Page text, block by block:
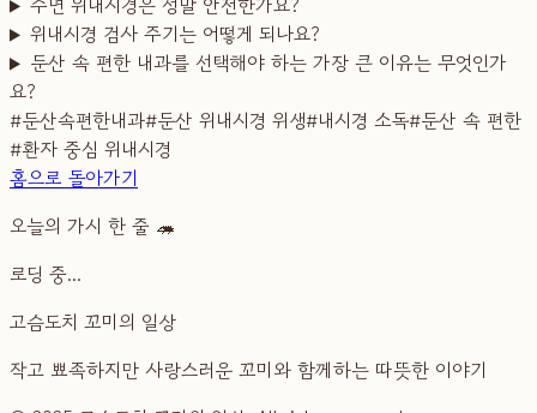
위내시경 검사 주기는 어떻게 되나요?
둔산 속 편한 내과를 선택해야 하는 가장 큰 이유는 무엇인가
요?
#둔산속편한내과#둔산 위내시경 위생#내시경 소독#둔산 속 편한
#환자 중심 위내시경
홈으로 돌아가기
오늘의 가시 한 줄 🦔
로딩 중...
고슴도치 꼬미의 일상
작고 뾰족하지만 사랑스러운 꼬미와 함께하는 따뜻한 이야기